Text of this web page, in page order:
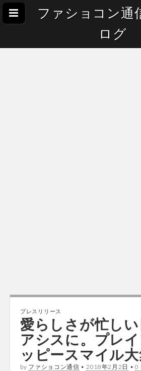
ファショコン通
ログ
プレスリリース
愛らしさが忙し
アシスに。プレ
ッピースマイル大
by ファショコン通信 • 2018年2月2日 •0